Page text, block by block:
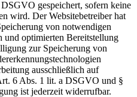
gespeichert, sofern keine
wird. Der Websitebetreiber hat
von notwendigen
und optimierten Bereitstellung
zur Speicherung von
ausschließlich auf
6 Abs. 1 lit. a DSGVO und §
ist jederzeit widerrufbar.